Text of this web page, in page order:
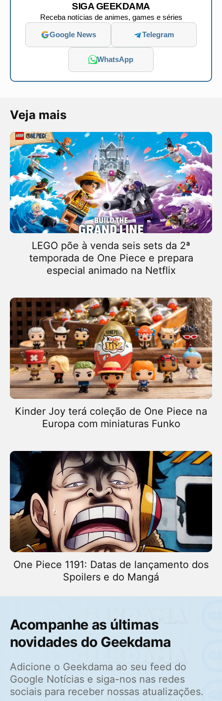
SIGA GEEKDAMA
Receba notícias de animes, games e séries
Google News Telegram
WhatsApp
Veja mais
LEGO põe à venda seis sets da 2ª
temporada de One Piece e prepara
especial animado na Netflix
Kinder Joy terá coleção de One Piece na
Europa com miniaturas Funko
One Piece 1191: Datas de lançamento dos
Spoilers e do Mangá
Acompanhe as últimas
novidades do Geekdama
Adicione o Geekdama ao seu feed do
Google Notícias e siga-nos nas redes
sociais para receber nossas atualizações.